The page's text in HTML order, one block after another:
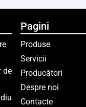
de
Pagini
Produse
Servicii
Producători
Despre noi
Contacte